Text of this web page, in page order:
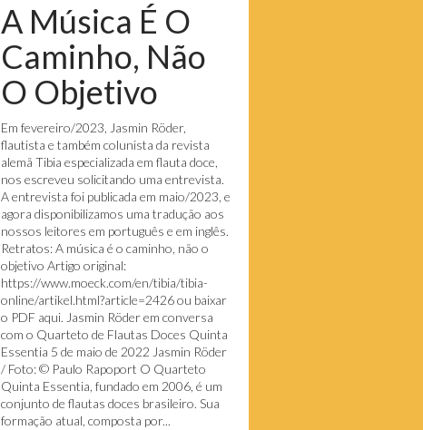
A Música É O
Caminho, Não
O Objetivo
Em fevereiro/2023, Jasmin Röder,
flautista e também colunista da revista
alemã Tibia especializada em flauta doce,
nos escreveu solicitando uma entrevista.
A entrevista foi publicada em maio/2023, e
agora disponibilizamos uma tradução aos
nossos leitores em português e em inglês.
Retratos: A música é o caminho, não o
objetivo Artigo original:
https://www.moeck.com/en/tibia/tibia-
online/artikel.html?article=2426 ou baixar
o PDF aqui. Jasmin Röder em conversa
com o Quarteto de Flautas Doces Quinta
Essentia 5 de maio de 2022 Jasmin Röder
/ Foto: © Paulo Rapoport O Quarteto
Quinta Essentia, fundado em 2006, é um
conjunto de flautas doces brasileiro. Sua
formação atual, composta por...